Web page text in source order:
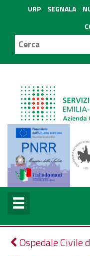
URP SEGNALA
Ospedale Civile